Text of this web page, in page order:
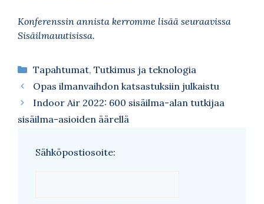
Konferenssin annista kerromme lisää seuraavissa
Sisäilmauutisissa.
Kategoriat
Tapahtumat, Tutkimus ja teknologia
Opas ilmanvaihdon katsastuksiin julkaistu
Indoor Air 2022: 600 sisäilma-alan tutkijaa
sisäilma-asioiden äärellä
Sähköpostiosoite: